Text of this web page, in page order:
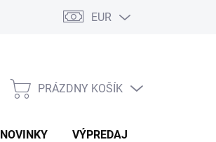
EUR
NÁKUPNÝ
PRÁZDNY KOŠÍK
NOVINKY VÝPREDAJ